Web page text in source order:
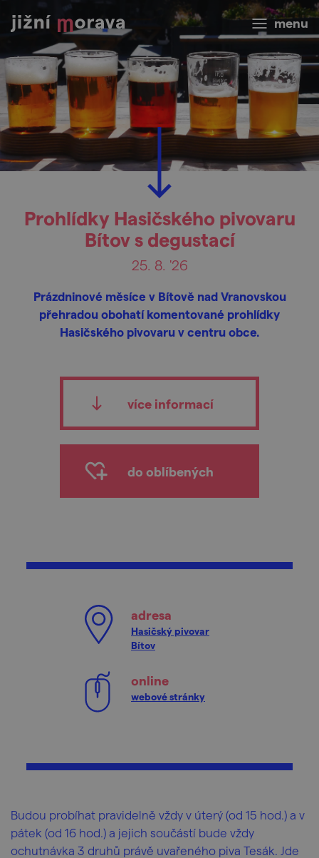
menu
Prohlídky Hasičského pivovaru
Bítov s degustací
25. 8. '26
Prázdninové měsíce v Bítově nad Vranovskou
přehradou obohatí komentované prohlídky
Hasičského pivovaru v centru obce.
více informací
do oblíbených
adresa
Hasičský pivovar
Bítov
online
webové stránky
Budou probíhat pravidelně vždy v úterý (od 15 hod.) a v
pátek (od 16 hod.) a jejich součástí bude vždy
ochutnávka 3 druhů právě uvařeného piva Tesák. Jde